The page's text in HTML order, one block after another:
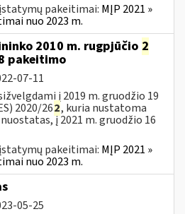
pakeitimai: MĮP 2021 »
nuo 2023 m.
2010 m. rugpjūčio 2
pakeitimo
07-11
į 2019 m. gruodžio 19
2020/262, kuria nustatoma
į 2021 m. gruodžio 16
pakeitimai: MĮP 2021 »
nuo 2023 m.
05-25